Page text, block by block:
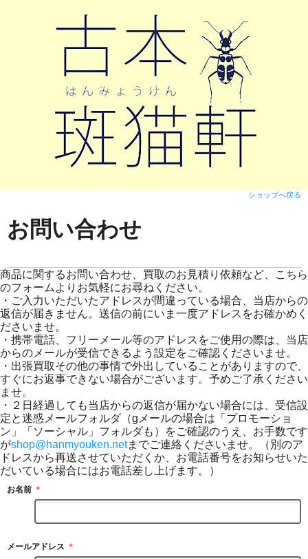
ショップへ戻る
お問い合わせ
商品に関するお問い合わせ、買取のお見積り依頼など、こちら
のフォームよりお気軽にお尋ねください。
・ご入力いただいたアドレスが間違っている場合、当店からの
返信が届きません。送信の前にいま一度アドレスをお確かめく
ださいませ。
・携帯電話、フリーメール等のアドレスをご使用の際は、当店
からのメールが受信できるよう設定をご確認くださいませ。
・出張買取その他の事情で外出していることがありますので、
すぐにお返事できない場合がございます。予めご了承ください
ませ。
・２日経過しても当店からの返信が届かない場合には、受信設
定と迷惑メールフォルダ（gメールの場合は「プロモーショ
ン」「ソーシャル」フォルダも）をご確認のうえ、お手数です
がshop@hanmyouken.netまでご連絡くださいませ。（別のア
ドレスから再送させていただくか、お電話番号をお知らせいた
だいている場合にはお電話差し上げます。）
お名前 ＊
メールアドレス ＊